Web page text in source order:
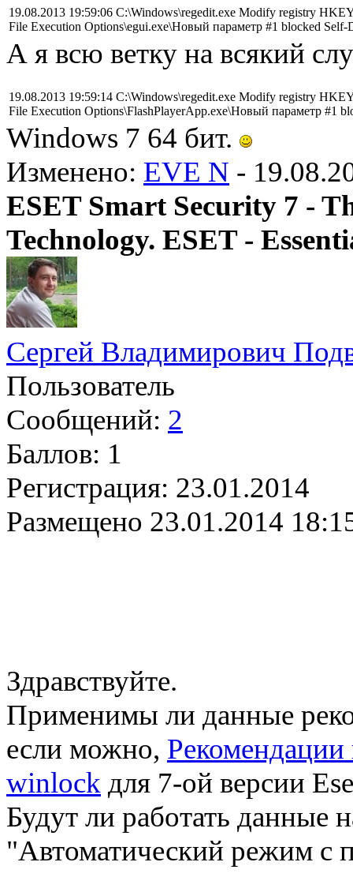
19.08.2013 19:59:06 C:\Windows\regedit.exe Modify registry
File Execution Options\egui.exe\Новый параметр #1 blocked
А я всю ветку на всякий
19.08.2013 19:59:14 C:\Windows\regedit.exe Modify registry
File Execution Options\FlashPlayerApp.exe\Новый параметр #1
Windows 7 64 бит.
Изменено: EVE N -
ESET Smart Security 7 -
Technology. ESET -
Сергей Владимирович
Пользователь
Сообщений: 2
Баллов: 1
Регистрация: 23.01.2014
Размещено 23.01.2014
Здравствуйте.
Применимы ли данные
если можно,
winlock для 7-ой версии
Будут ли работать данные
"Автоматический режим с